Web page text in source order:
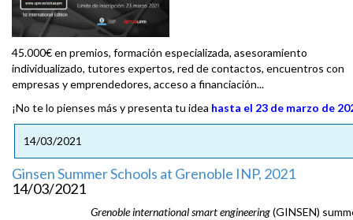
45.000€ en premios, formación especializada, asesoramiento
individualizado, tutores expertos, red de contactos, encuentros con
empresas y emprendedores, acceso a financiación...
¡No te lo pienses más y presenta tu idea hasta el 23 de marzo de
14/03/2021
Ginsen Summer Schools at Grenoble INP, 2021
14/03/2021
Grenoble international smart engineering(GINSEN)